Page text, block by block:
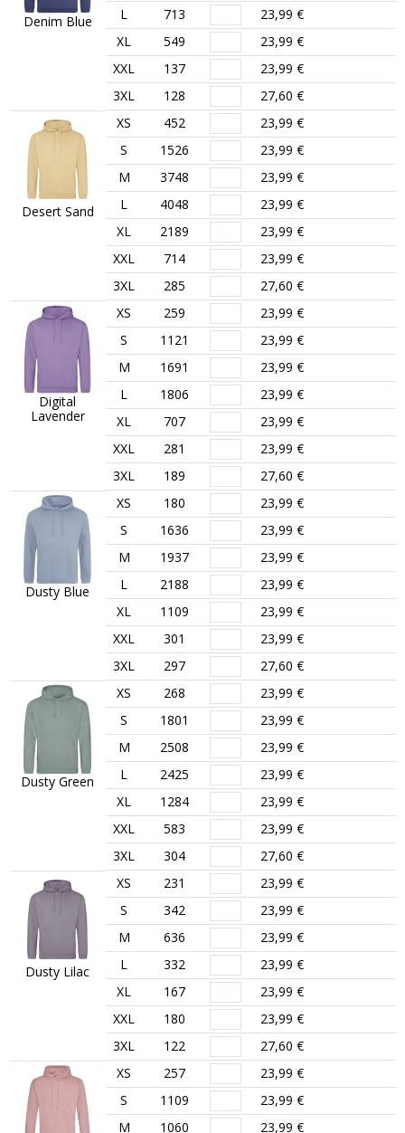
Denim Blue
L
713
23,99 €
XL
549
23,99 €
XXL
137
23,99 €
3XL
128 27,60 €
Desert Sand
XS 452
23,99 €
S
1526
23,99 €
M
3748
23,99 €
L
4048
23,99 €
XL
2189
23,99 €
XXL
714
23,99 €
3XL
285 27,60 €
Digital
Lavender
XS 259
23,99 €
S
1121
23,99 €
M
1691
23,99 €
L
1806
23,99 €
XL
707
23,99 €
XXL
281
23,99 €
3XL
189 27,60 €
Dusty Blue
XS 180
23,99 €
S
1636
23,99 €
M
1937
23,99 €
L
2188
23,99 €
XL
1109
23,99 €
XXL
301
23,99 €
3XL
297 27,60 €
Dusty Green
XS 268
23,99 €
S
1801
23,99 €
M
2508
23,99 €
L
2425
23,99 €
XL
1284
23,99 €
XXL
583
23,99 €
3XL
304 27,60 €
Dusty Lilac
XS 231
23,99 €
S
342
23,99 €
M
636
23,99 €
L
332
23,99 €
XL
167
23,99 €
XXL
180
23,99 €
3XL
122
27,60 €
XS
257
23,99 €
S
1109
23,99 €
M
1060 23,99 €